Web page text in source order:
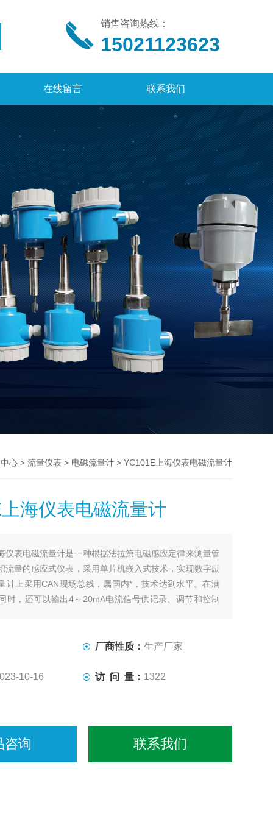
销售咨询热线：
15021123623
在线留言 联系我们
心> 流量仪表 > 电磁流量计> YC101E上海仪表电磁流量计
海仪表电磁流量计
仪表电磁流量计是一种根据法拉第电磁感应定律来测量管
流量的感应式仪表，采用单片机嵌入式技术，实现数字励
计上采用CAN现场总线，属国内*，技术达到水平。在满
时，还可以输出4～20mA电流信号供记录、调节和控制
厂商性质： 生产厂家
10-16 访 问 量： 1322
咨询 联系我们